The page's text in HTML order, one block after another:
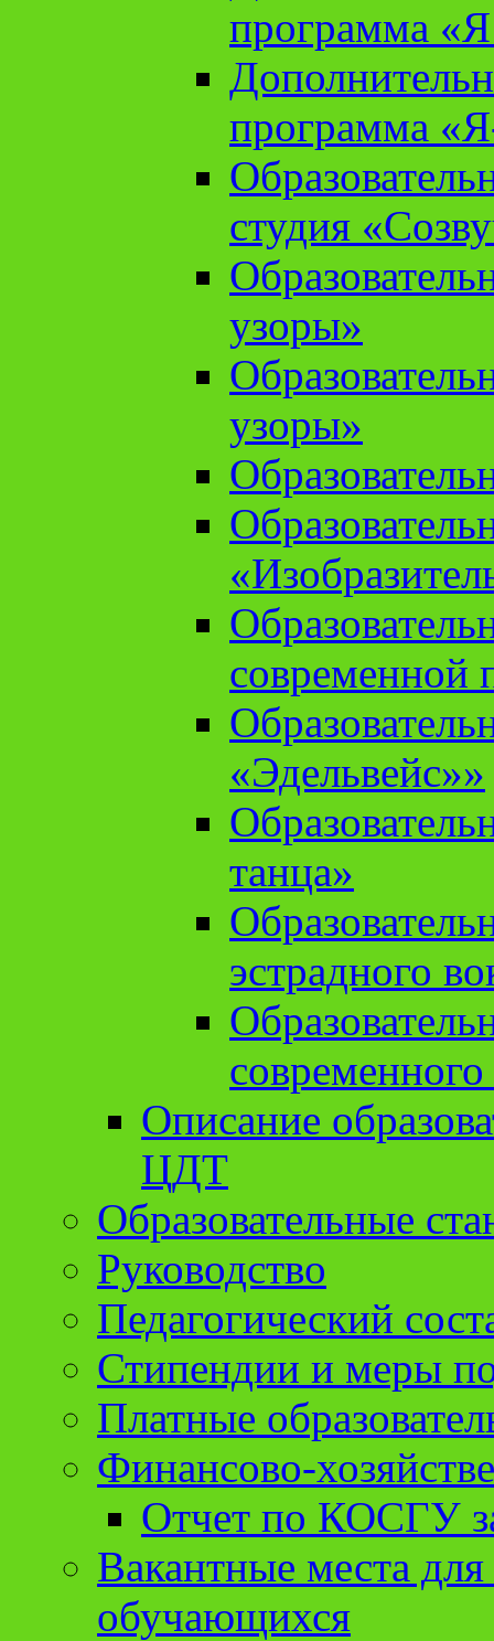
программа «Я
программа
студия
узоры»
узоры»
современной
«Эдельвейс»»
танца»
эстрадного
Описание
ЦДТ
Образовательные
Руководство
Педагогический
Стипендии и меры
Платные
Финансово-
Отчет по КОСГУ
Вакантные места
обучающихся